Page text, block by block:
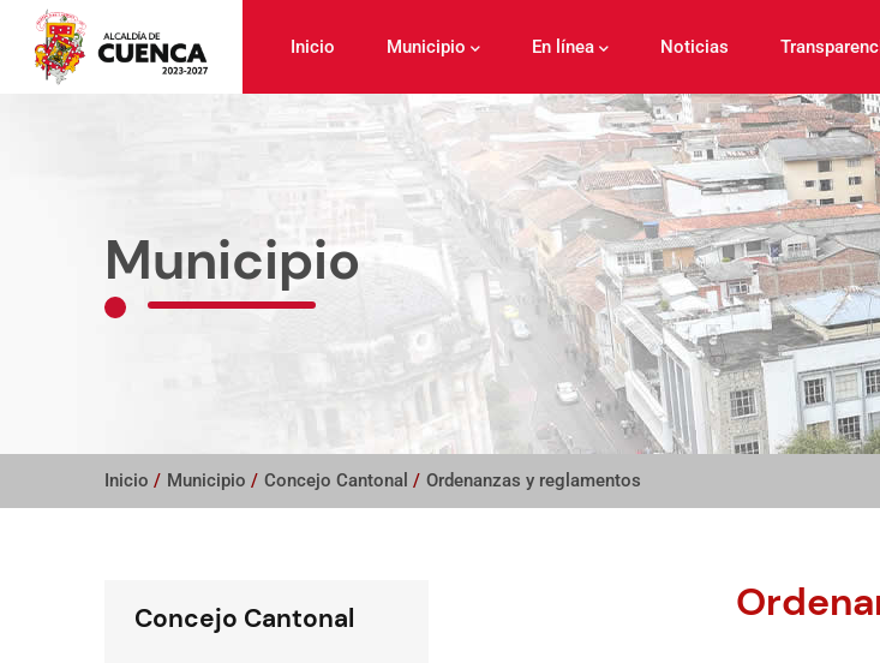
contenido
principal
Inicio Municipio En línea Noticias
Municipio
Inicio / Municipio / Concejo Cantonal / Ordenanzas y reglamentos
Concejo Cantonal